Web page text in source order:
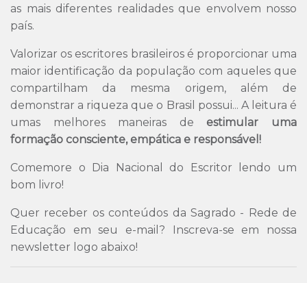
as mais diferentes realidades que envolvem nosso
país.
Valorizar os escritores brasileiros é proporcionar uma
maior identificação da população com aqueles que
compartilham da mesma origem, além de
demonstrar a riqueza que o Brasil possui... A leitura é
umas melhores maneiras de estimular uma
formação consciente, empática e responsável!
Comemore o Dia Nacional do Escritor lendo um
bom livro!
Quer receber os conteúdos da Sagrado - Rede de
Educação em seu e-mail? Inscreva-se em nossa
newsletter logo abaixo!